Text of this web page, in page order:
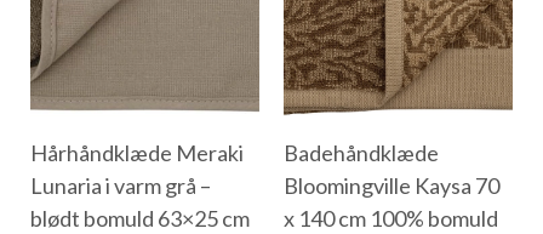
Hårhåndklæde Meraki
Lunaria i varm grå –
blødt bomuld 63×25 cm
Badehåndklæde
Bloomingville Kaysa 70
x 140 cm 100% bomuld